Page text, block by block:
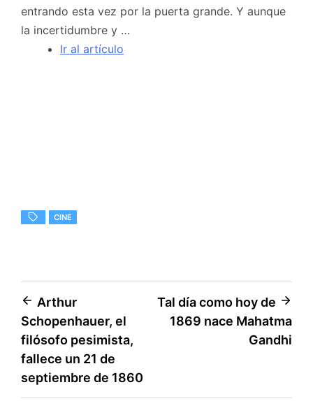
entrando esta vez por la puerta grande. Y aunque
la incertidumbre y …
Ir al artículo
CINE
Navegación
de
entradas
Arthur
Schopenhauer, el
filósofo pesimista,
fallece un 21 de
septiembre de 1860
Tal día como hoy de
1869 nace Mahatma
Gandhi